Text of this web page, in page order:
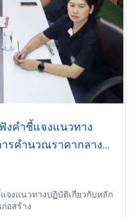
รคำนวณราคากลาง
จงแนวทางปฏิบัติเกี่ยวกับหลัก
อสร้าง